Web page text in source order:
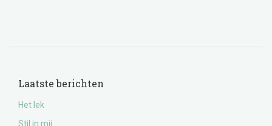
Laatste berichten
Het lek
Stil in mij